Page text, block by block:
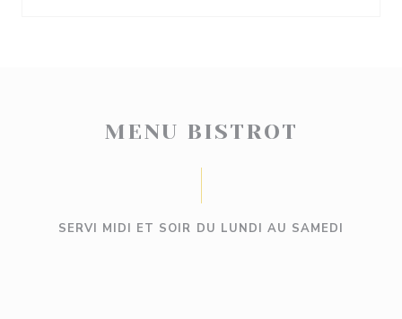
MENU BISTROT
SERVI MIDI ET SOIR DU LUNDI AU SAMEDI